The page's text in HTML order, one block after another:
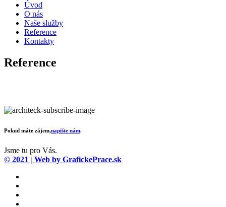
Úvod
O nás
Naše služby
Reference
Kontakty
Reference
Pokud máte zájem,napište nám.
Jsme tu pro Vás.
© 2021 | Web by GrafickePrace.sk